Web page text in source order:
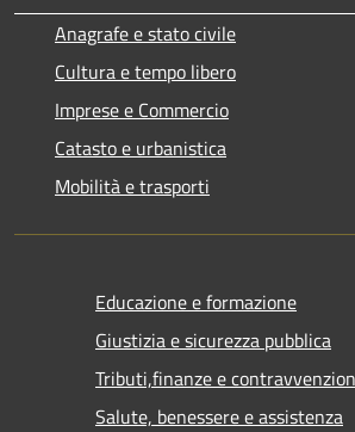
Anagrafe e stato civile
Cultura e tempo libero
Imprese e Commercio
Catasto e urbanistica
Mobilità e trasporti
Educazione e formazione
Giustizia e sicurezza pubblica
Tributi,finanze e
Salute, benessere e assistenza